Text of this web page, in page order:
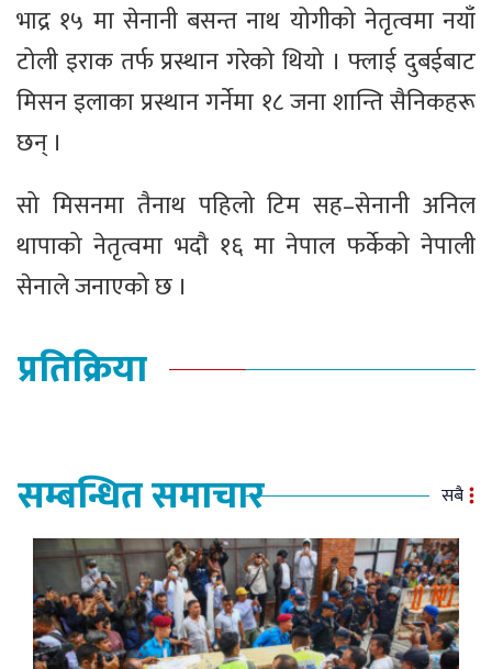
भाद्र १५ मा सेनानी बसन्त नाथ योगीको नेतृत्वमा नयाँ
टोली इराक तर्फ प्रस्थान गरेको थियो । फ्लाई दुबईबाट
मिसन इलाका प्रस्थान गर्नेमा १८ जना शान्ति सैनिकहरू
छन् ।
सो मिसनमा तैनाथ पहिलो टिम सह–सेनानी अनिल
थापाको नेतृत्वमा भदौ १६ मा नेपाल फर्केको नेपाली
सेनाले जनाएको छ ।
प्रतिक्रिया
सम्बन्धित समाचार सबै